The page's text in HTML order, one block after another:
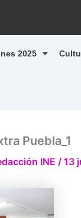
2025
Puebla_1
INE / 13